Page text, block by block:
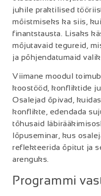
juhile praktilised
mõistmiseks ka siis,
finantstausta. Lisaks
mõjutavaid tegureid,
ja põhjendatumaid
Viimane moodul
koostööd, konfliktide
Osalejad õpivad,
konflikte, edendada
tõhusaid
lõpuseminar, kus
reflekteerida õpitut ja
arenguks.
Programmi